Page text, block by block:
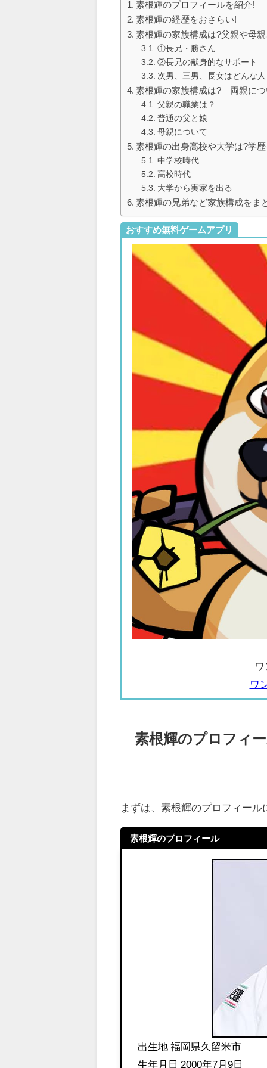
素根輝のプロフィールを紹介!
素根輝の経歴をおさらい!
素根輝の家族構成は?父親や母
①長兄・勝さん
②長兄の献身的なサポート
次男、三男、長女はどんな
素根輝の家族構成は? 両親につ
父親の職業は？
普通の父と娘
母親について
素根輝の出身高校や大学は?学
中学校時代
高校時代
大学から実家を出る
素根輝の兄弟など家族構成を
おすすめ無料ゲームアプリ
ワ
素根輝のプロフィ
まずは、素根輝のプロフィー
素根輝のプロフィール
出生地 福岡県久留米市
生年月日 2000年7月9日